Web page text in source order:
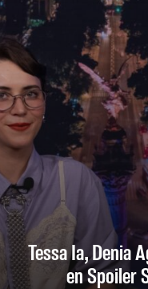
Tessa Ia, Denia
en Spoiler